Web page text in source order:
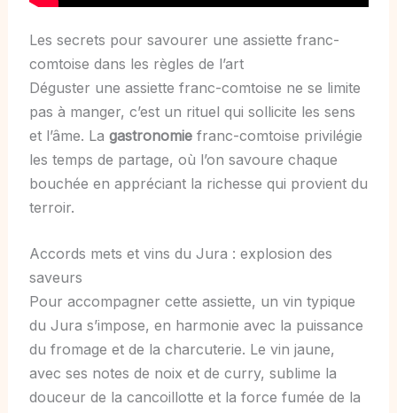
Les secrets pour savourer une assiette franc-
comtoise dans les règles de l’art
Déguster une assiette franc-comtoise ne se limite
pas à manger, c’est un rituel qui sollicite les sens
et l’âme. La gastronomiefranc-comtoise privilégie
les temps de partage, où l’on savoure chaque
bouchée en appréciant la richesse qui provient du
terroir.
Accords mets et vins du Jura : explosion des
saveurs
Pour accompagner cette assiette, un vin typique
du Jura s’impose, en harmonie avec la puissance
du fromage et de la charcuterie. Le vin jaune,
avec ses notes de noix et de curry, sublime la
douceur de la cancoillotte et la force fumée de la